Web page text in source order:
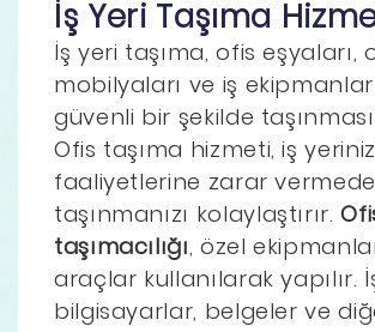
İş Yeri Taşıma
İş yeri taşıma, ofis eşyaları,
mobilyaları ve iş
güvenli bir şekilde
Ofis taşıma hizmeti, iş
faaliyetlerine zarar
taşınmanızı kolaylaştırır.
taşımacılığı, özel
araçlar kullanılarak yapılır.
bilgisayarlar, belgeler ve